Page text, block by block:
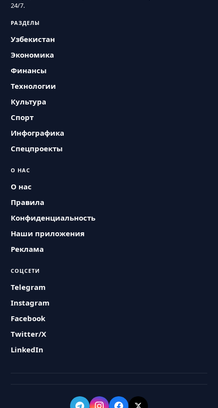
24/7.
РАЗДЕЛЫ
Узбекистан
Экономика
Финансы
Технологии
Культура
Спорт
Инфографика
Спецпроекты
О НАС
О нас
Правила
Конфиденциальность
Наши приложения
Реклама
СОЦСЕТИ
Telegram
Instagram
Facebook
Twitter/X
LinkedIn